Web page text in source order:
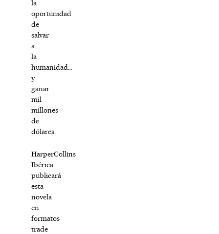
la
oportunidad
de
salvar
a
la
humanidad…
y
ganar
mil
millones
de
dólares.
HarperCollins
Ibérica
publicará
esta
novela
en
formatos
trade